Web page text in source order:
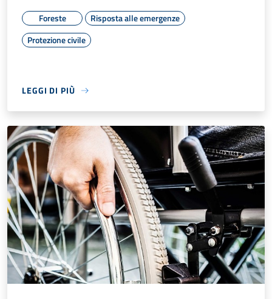
Foreste
Risposta alle emergenze
Protezione civile
LEGGI DI PIÙ